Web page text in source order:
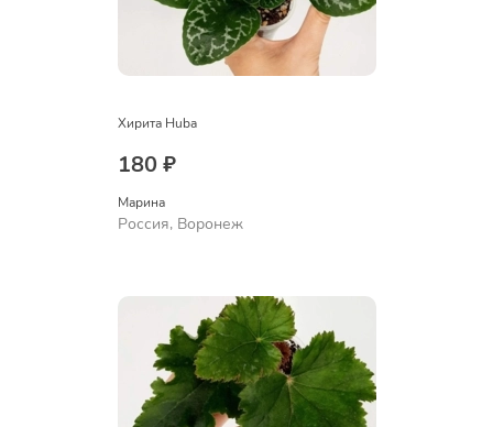
Хирита Huba
180 ₽
Марина
Россия, Воронеж